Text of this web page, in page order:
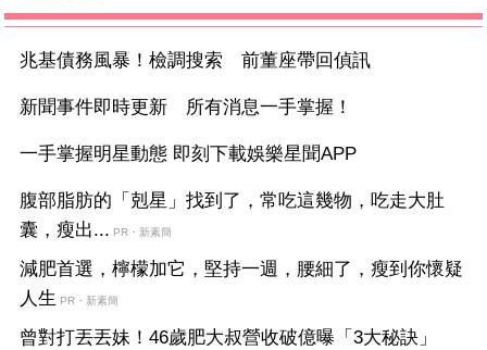
兆基債務風暴！檢調搜索 前董座帶回偵訊
新聞事件即時更新 所有消息一手掌握！
一手掌握明星動態 即刻下載娛樂星聞APP
腹部脂肪的「剋星」找到了，常吃這幾物，吃走大肚
囊，瘦出... PR・新素簡
減肥首選，檸檬加它，堅持一週，腰細了，瘦到你懷疑
人生 PR・新素簡
曾對打丟丟妹！46歲肥大叔營收破億曝「3大秘訣」